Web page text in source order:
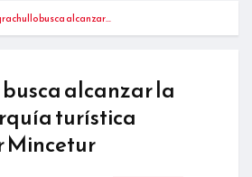
busca alcanzar…
alcanzar la
turística
Mincetur